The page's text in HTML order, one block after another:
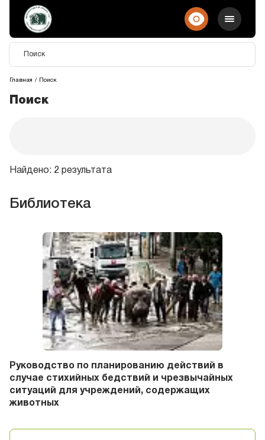
Главная Поиск
Поиск
Найдено: 2 результата
Библиотека
Руководство по планированию действий в
случае стихийных бедствий и чрезвычайных
ситуаций для учреждений, содержащих
животных